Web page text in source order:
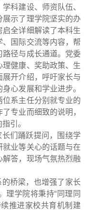
科建设、师资队伍、
示了理学院坚实的办
全详细解读了本科生
国际交流等内容，帮
路径与成长通道。党委
理健康、奖助政策、生
开介绍，呼吁家长与
心发展和学业进步。
位系主任分别就专业的
专业而细致的说明，
引。
们踊跃提问，围绕学
业等关心的话题与在
答，现场气氛热烈融
桥梁，也增强了家长
理学院将秉持“同理同
推进家校共育机制建